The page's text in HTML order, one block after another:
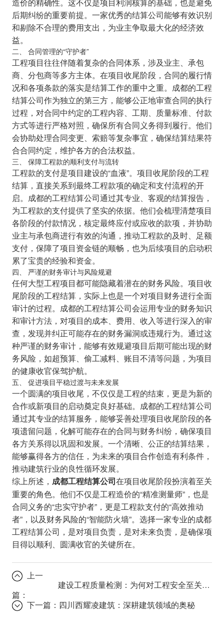
后期纠纷的重要前提。一家优秀的结算公司能够有效识别
和剔除不合理的费用支出，为业主争取最大化的经济效
益。
二、 合同管理的“守护者”
工程项目往往伴随着复杂的合同体系，涉及业主、承包
商、分包商等多方主体。在项目收尾阶段，合同的履行情
况和各项条款的落实是结算工作的重中之重。成都的工程
结算公司作为独立的第三方，能够公正地审查合同的执行
过程，对合同中约定的工程内容、工期、质量标准、付款
方式等进行严格对照，确保所有合同义务得到履行。他们
会协助处理合同变更、索赔等复杂事宜，确保结算结果符
合合同约定，维护各方的合法权益。
三、 保障工程款的顺利支付与流转
工程款的支付是项目建设的“血液”。项目收尾阶段的工程
结算，直接关系到最终工程款项的确定和支付流程的开
启。成都的工程结算公司通过其专业、客观的结算报告，
为工程款的支付提供了坚实的依据。他们会梳理清楚项目
各阶段的付款情况，核定最终应付或应收的款项，并协助
业主与承包商进行有效的沟通，推动工程款的及时、足额
支付，保障了项目资金链的顺畅，也为后续项目的启动积
累了宝贵的经验和资金。
四、 严谨的财务审计与风险规避
任何大型工程项目都可能隐藏着潜在的财务风险。项目收
尾阶段的工程结算，实际上也是一个对项目财务进行全面
审计的过程。成都的工程结算公司会运用专业的财务知识
和审计方法，对项目的成本、费用、收入等进行深入的审
查，发现并纠正可能存在的财务漏洞或违规行为。通过这
种严谨的财务审计，能够有效规避项目后期可能出现的财
务风险，如超预算、偷工减料、账目不清等问题，为项目
的健康收官保驾护航。
五、 促进项目平稳过渡与未来发展
一个圆满的项目收尾，不仅仅是工程的结束，更是为新的
合作或新项目的启动奠定良好基础。成都的工程结算公司
通过其专业的结算服务，能够妥善处理项目收尾阶段的各
项遗留问题，化解可能存在的合同与财务纠纷，确保项目
各方关系得以巩固和发展。一个清晰、公正的结算结果，
能够赢得各方的信任，为未来的项目合作创造有利条件，
推动建筑行业的良性循环发展。
综上所述， 成都工程结算公司在项目收尾阶段扮演着至关
重要的角色。他们不仅是工程造价的“精准测量师”，也是
合同义务的“忠实守护者”，更是工程款支付的“高效推动
者”，以及财务风险的“智能防火墙”。选择一家专业的成都
工程结算公司，是对项目负责，是对未来负责，是确保项
目得以顺利、圆满收官的关键所在。
上一
篇：
建设工程质量检测：为何对工程安全至关重要？
下一篇： 四川西耀凌建筑：深耕建筑领域的奥秘